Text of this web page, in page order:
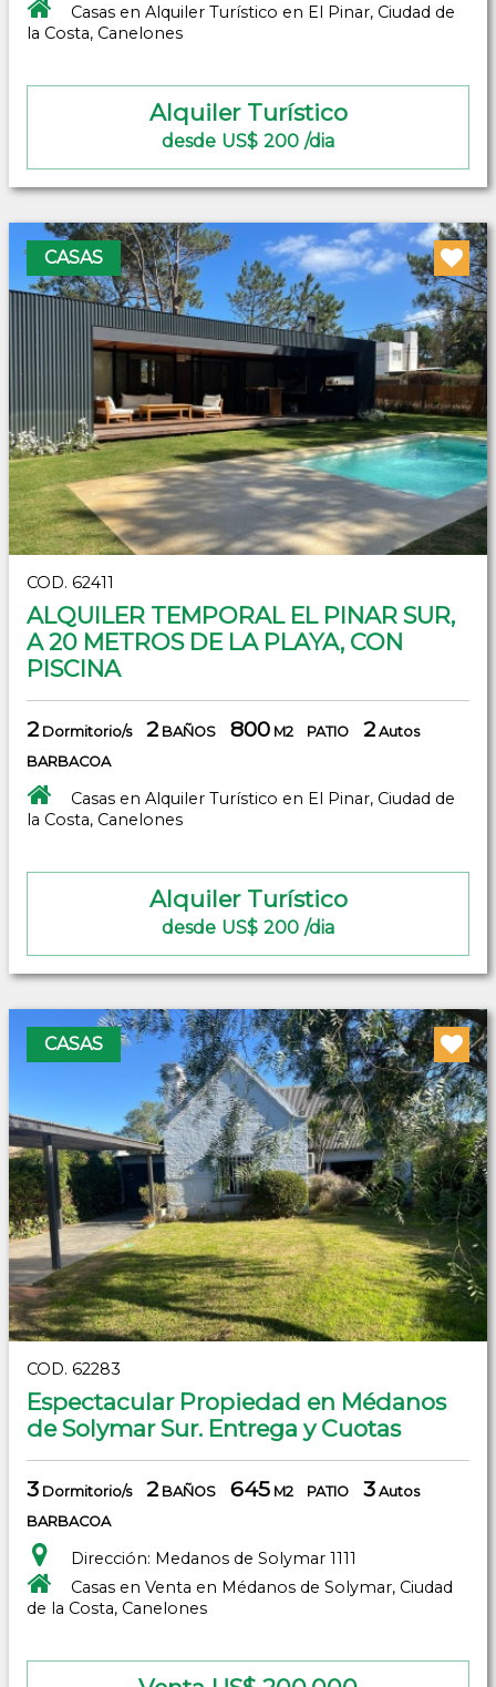
Casas en Alquiler Turístico en El Pinar, Ciudad de
la Costa, Canelones
Alquiler Turístico
desde US$ 200 /dia
CASAS
COD. 62411
ALQUILER TEMPORAL EL PINAR SUR,
A 20 METROS DE LA PLAYA, CON
PISCINA
2 Dormitorio/s 2BAÑOS 800M2 PATIO 2 Autos
BARBACOA
Casas en Alquiler Turístico en El Pinar, Ciudad de
la Costa, Canelones
Alquiler Turístico
desde US$ 200 /dia
CASAS
COD. 62283
Espectacular Propiedad en Médanos
de Solymar Sur. Entrega y Cuotas
3 Dormitorio/s 2BAÑOS 645M2 PATIO 3 Autos
BARBACOA
Dirección: Medanos de Solymar 1111
Casas en Venta en Médanos de Solymar, Ciudad
de la Costa, Canelones